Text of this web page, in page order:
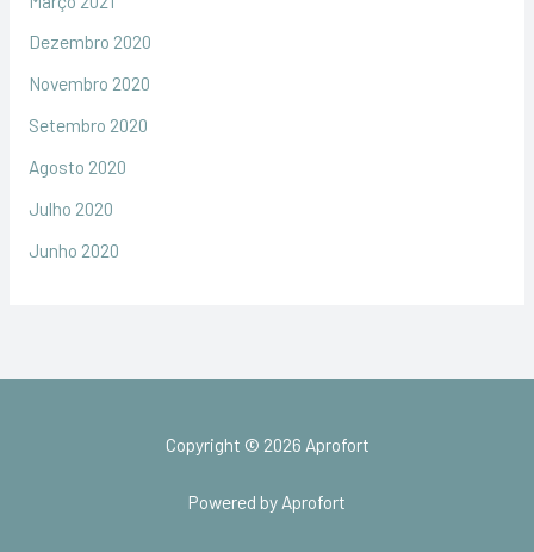
Dezembro 2020
Novembro 2020
Setembro 2020
Agosto 2020
Julho 2020
Junho 2020
Copyright © 2026 Aprofort
Powered by Aprofort